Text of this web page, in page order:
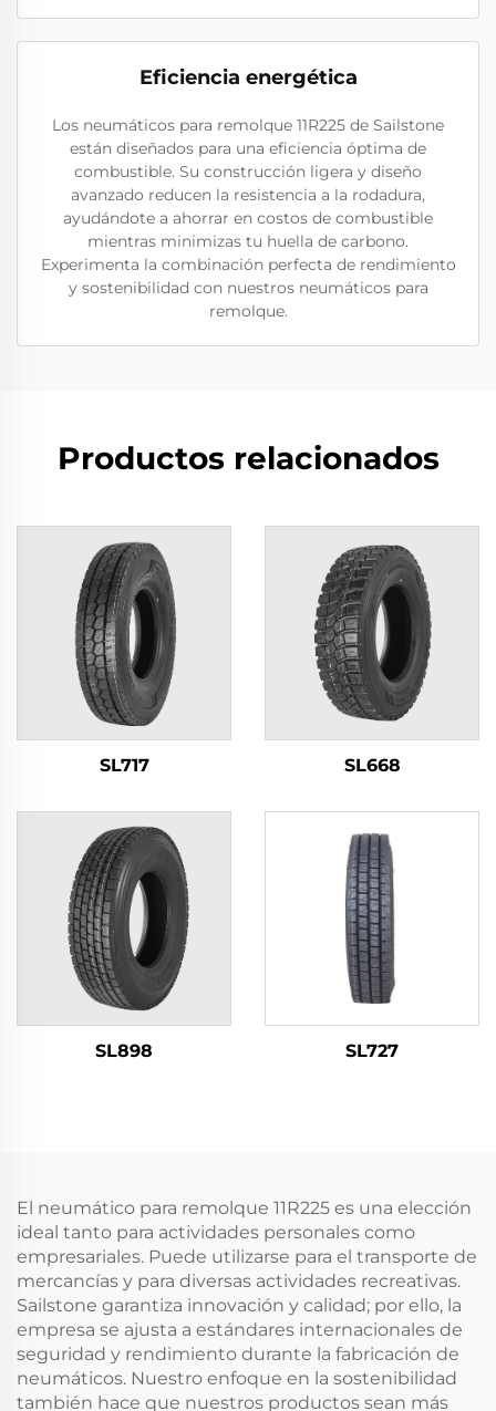
Eficiencia energética
Los neumáticos para remolque 11R225 de Sailstone
están diseñados para una eficiencia óptima de
combustible. Su construcción ligera y diseño
avanzado reducen la resistencia a la rodadura,
ayudándote a ahorrar en costos de combustible
mientras minimizas tu huella de carbono.
Experimenta la combinación perfecta de rendimiento
y sostenibilidad con nuestros neumáticos para
remolque.
Productos relacionados
SL717 SL668
SL898 SL727
El neumático para remolque 11R225 es una elección
ideal tanto para actividades personales como
empresariales. Puede utilizarse para el transporte de
mercancías y para diversas actividades recreativas.
Sailstone garantiza innovación y calidad; por ello, la
empresa se ajusta a estándares internacionales de
seguridad y rendimiento durante la fabricación de
neumáticos. Nuestro enfoque en la sostenibilidad
también hace que nuestros productos sean más